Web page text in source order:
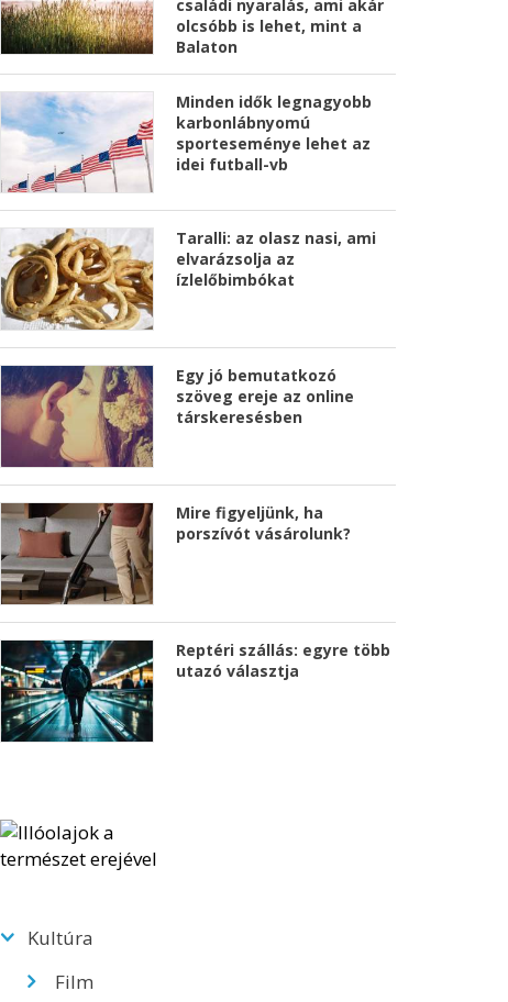
családi nyaralás, ami akár
olcsóbb is lehet, mint a
Balaton
Minden idők legnagyobb
karbonlábnyomú
sporteseménye lehet az
idei futball-vb
Taralli: az olasz nasi, ami
elvarázsolja az
ízlelőbimbókat
Egy jó bemutatkozó
szöveg ereje az online
társkeresésben
Mire figyeljünk, ha
porszívót vásárolunk?
Reptéri szállás: egyre több
utazó választja
Kultúra
Film